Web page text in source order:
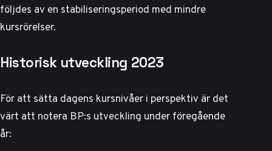
följdes av en stabiliseringsperiod med mindre
kursrörelser.
Historisk utveckling 2023
För att sätta dagens kursnivåer i perspektiv är det
värt att notera BP:s utveckling under föregående
år: